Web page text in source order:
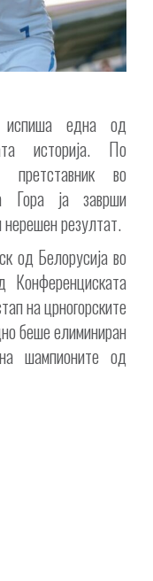
испиша една од
историја. По
претставник во
Гора ја заврши
резултат.
од Белорусија во
Конференциската
на црногорските
беше елиминиран
шампионите од